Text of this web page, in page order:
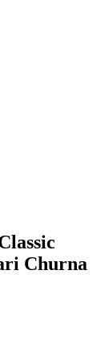
Churna